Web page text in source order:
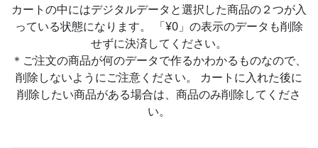
カートの中にはデジタルデータと選択した商品の２つが入
っている状態になります。 「¥0」の表示のデータも削除
せずに決済してください。
＊ご注文の商品が何のデータで作るかわかるものなので、
削除しないようにご注意ください。 カートに入れた後に
削除したい商品がある場合は、商品のみ削除してくださ
い。